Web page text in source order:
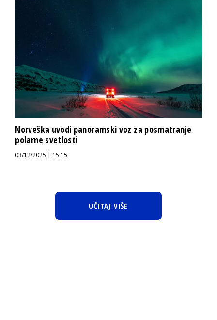
Norveška uvodi panoramski voz za posmatranje
polarne svetlosti
03/12/2025 | 15:15
UČITAJ VIŠE